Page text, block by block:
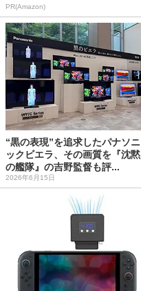
PR(Amazon)
“黒の表現”を追求したパナソニ
ックビエラ、その画質を『沈黙
の艦隊』の吉野監督も評...
2026年6月15日